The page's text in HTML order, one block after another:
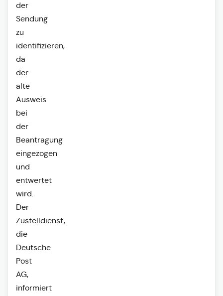
der
Sendung
zu
identifizieren,
da
der
alte
Ausweis
bei
der
Beantragung
eingezogen
und
entwertet
wird.
Der
Zustelldienst,
die
Deutsche
Post
AG,
informiert